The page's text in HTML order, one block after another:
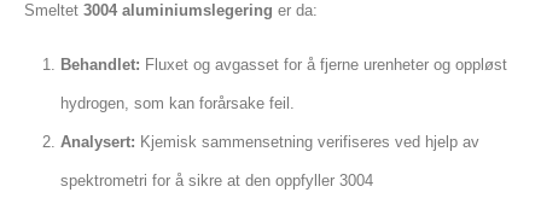
Smeltet 3004 aluminiumslegering er da:
Behandlet: Fluxet og avgasset for å fjerne urenheter og oppløst
hydrogen, som kan forårsake feil.
Analysert: Kjemisk sammensetning verifiseres ved hjelp av
spektrometri for å sikre at den oppfyller 3004